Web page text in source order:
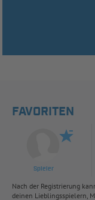
FAVORITEN
Spieler
Nach der Registrierung
deinen Lieblingsspielern,